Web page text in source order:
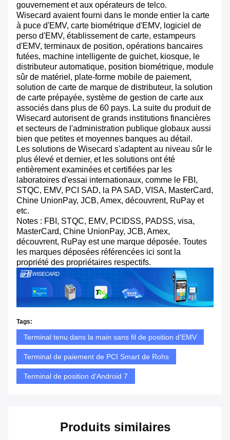
gouvernement et aux opérateurs de telco.
Wisecard avaient fourni dans le monde entier la carte
à puce d'EMV, carte biométrique d'EMV, logiciel de
perso d'EMV, établissement de carte, estampeurs
d'EMV, terminaux de position, opérations bancaires
futées, machine intelligente de guichet, kiosque, le
distributeur automatique, position biométrique, module
sûr de matériel, plate-forme mobile de paiement,
solution de carte de marque de distributeur, la solution
de carte prépayée, système de gestion de carte aux
associés dans plus de 60 pays. La suite du produit de
Wisecard autorisent de grands institutions financières
et secteurs de l'administration publique globaux aussi
bien que petites et moyennes banques au détail.
Les solutions de Wisecard s'adaptent au niveau sûr le
plus élevé et dernier, et les solutions ont été
entièrement examinées et certifiées par les
laboratoires d'essai internationaux, comme le FBI,
STQC, EMV, PCI SAD, la PA SAD, VISA, MasterCard,
Chine UnionPay, JCB, Amex, découvrent, RuPay et
etc.
Notes : FBI, STQC, EMV, PCIDSS, PADSS, visa,
MasterCard, Chine UnionPay, JCB, Amex,
découvrent, RuPay est une marque déposée. Toutes
les marques déposées référencées ici sont la
propriété des propriétaires respectifs.
Tags:
Terminal tenu dans la main sans fil de position d'EMV
Terminal de paiement de PCI Smart de Rohs
Terminal de position d'Android 7
Produits similaires